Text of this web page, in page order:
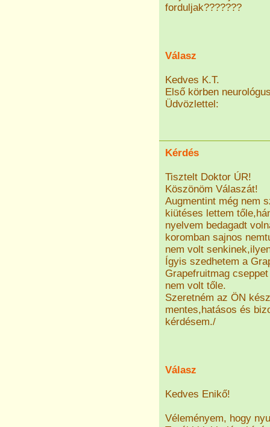
forduljak???????
Válasz
Kedves K.T.
Első körben
Üdvözlettel:
Kérdés
Tisztelt Doktor ÚR!
Köszönöm Válaszát!
Augmentint még nem
kiütéses lettem
nyelvem bedagadt
koromban sajnos
nem volt
Ígyis szedhetem a
Grapefruitmag
nem volt tőle.
Szeretném az ÖN
mentes,hatásos és
kérdésem./
Válasz
Kedves Enikő!
Véleményem, hogy